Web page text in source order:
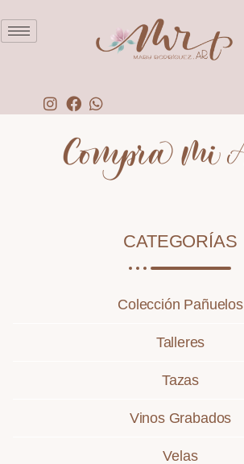
CATEGORÍAS
Colección Pañuelos
Talleres
Tazas
Vinos Grabados
Velas